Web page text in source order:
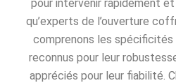
pour intervenir rapidement
qu’experts de l’ouverture
comprenons les
reconnus pour leur
appréciés pour leur fiabilité.